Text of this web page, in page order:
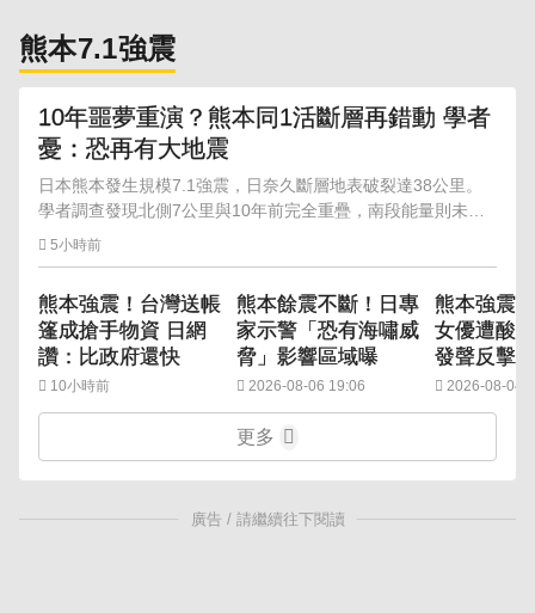
熊本7.1強震
10年噩夢重演？熊本同1活斷層再錯動 學者
憂：恐再有大地震
日本熊本發生規模7.1強震，日奈久斷層地表破裂達38公里。
學者調查發現北側7公里與10年前完全重疊，南段能量則未釋
放，示警未來恐再爆大地震。
5小時前
熊本強震！台灣送帳
篷成搶手物資 日網
讚：比政府還快
10小時前
熊本餘震不斷！日專
家示警「恐有海嘯威
脅」影響區域曝
2026-08-06 19:06
熊本強震
女優遭酸
發聲反擊了
2026-08-04
更多
廣告 / 請繼續往下閱讀